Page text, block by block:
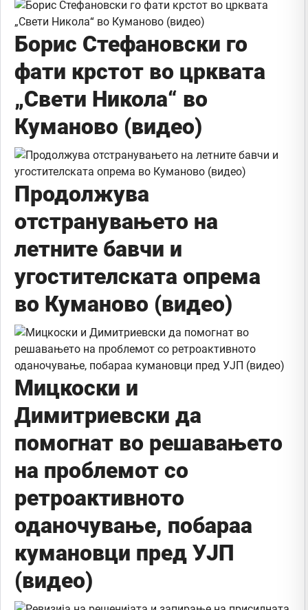
Борис Стефановски го
фати крстот во црквата
„Свети Никола“ во
Куманово (видео)
Продолжува
отстранувањето на
летните бавчи и
угостителската опрема
во Куманово (видео)
Мицкоски и
Димитриевски да
помогнат во решавањето
на проблемот со
ретроактивното
оданочување, побараа
кумановци пред УЈП
(видео)